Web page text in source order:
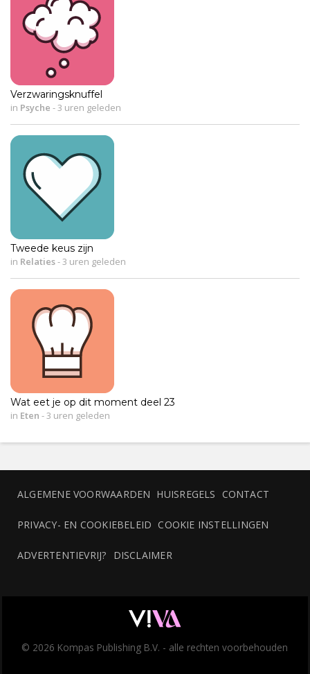
Verzwaringsknuffel
in Psyche - 3 uren geleden
Tweede keus zijn
in Relaties- 3 uren geleden
Wat eet je op dit moment deel 23
in Eten - 3 uren geleden
ALGEMENE VOORWAARDEN HUISREGELS CONTACT
PRIVACY- EN COOKIEBELEID COOKIE INSTELLINGEN
ADVERTENTIEVRIJ? DISCLAIMER
© 2026 Kompas Publishing B.V. - alle rechten voorbehouden